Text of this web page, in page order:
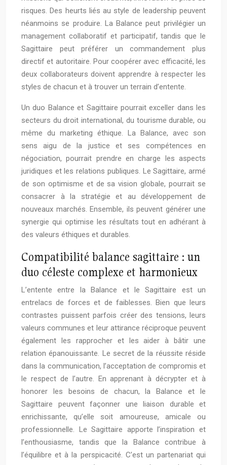
risques. Des heurts liés au style de leadership peuvent
néanmoins se produire. La Balance peut privilégier un
management collaboratif et participatif, tandis que le
Sagittaire peut préférer un commandement plus
directif et autoritaire. Pour coopérer avec efficacité, les
deux collaborateurs doivent apprendre à respecter les
styles de chacun et à trouver un terrain d’entente.
Un duo Balance et Sagittaire pourrait exceller dans les
secteurs du droit international, du tourisme durable, ou
même du marketing éthique. La Balance, avec son
sens aigu de la justice et ses compétences en
négociation, pourrait prendre en charge les aspects
juridiques et les relations publiques. Le Sagittaire, armé
de son optimisme et de sa vision globale, pourrait se
consacrer à la stratégie et au développement de
nouveaux marchés. Ensemble, ils peuvent générer une
synergie qui optimise les résultats tout en adhérant à
des valeurs éthiques et durables.
Compatibilité balance sagittaire : un
duo céleste complexe et harmonieux
L’entente entre la Balance et le Sagittaire est un
entrelacs de forces et de faiblesses. Bien que leurs
contrastes puissent parfois créer des tensions, leurs
valeurs communes et leur attirance réciproque peuvent
également les rapprocher et les aider à bâtir une
relation épanouissante. Le secret de la réussite réside
dans la communication, l’acceptation de compromis et
le respect de l’autre. En apprenant à décrypter et à
honorer les besoins de chacun, la Balance et le
Sagittaire peuvent façonner une liaison durable et
enrichissante, qu’elle soit amoureuse, amicale ou
professionnelle. Le Sagittaire apporte l’inspiration et
l’enthousiasme, tandis que la Balance contribue à
l’équilibre et à la perspicacité. C’est un partenariat qui